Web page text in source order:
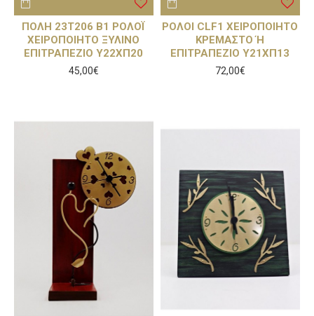
ΠΟΛΗ 23T206 B1 ΡΟΛΟΪ
ΧΕΙΡΟΠΟΙΗΤΟ ΞΥΛΙΝΟ
ΕΠΙΤΡΑΠΕΖΙΟ Υ22ΧΠ20
45,00€
ΡΟΛΟΙ CLF1 ΧΕΙΡΟΠΟΙΗΤΟ
ΚΡΕΜΑΣΤΟ Ή
ΕΠΙΤΡΑΠΕΖΙΟ Υ21ΧΠ13
72,00€